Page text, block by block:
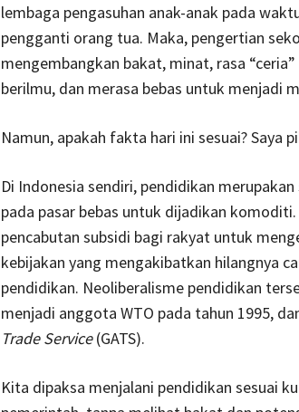
lembaga pengasuhan anak-anak pada
pengganti orang tua. Maka, pengertian
mengembangkan bakat, minat, rasa
berilmu, dan merasa bebas untuk menjadi
Namun, apakah fakta hari ini sesuai? Saya
Di Indonesia sendiri, pendidikan
pada pasar bebas untuk dijadikan
pencabutan subsidi bagi rakyat untuk
kebijakan yang mengakibatkan hilangnya
pendidikan. Neoliberalisme pendidikan
menjadi anggota WTO pada tahun 1995,
Trade Service(GATS).
Kita dipaksa menjalani pendidikan sesuai